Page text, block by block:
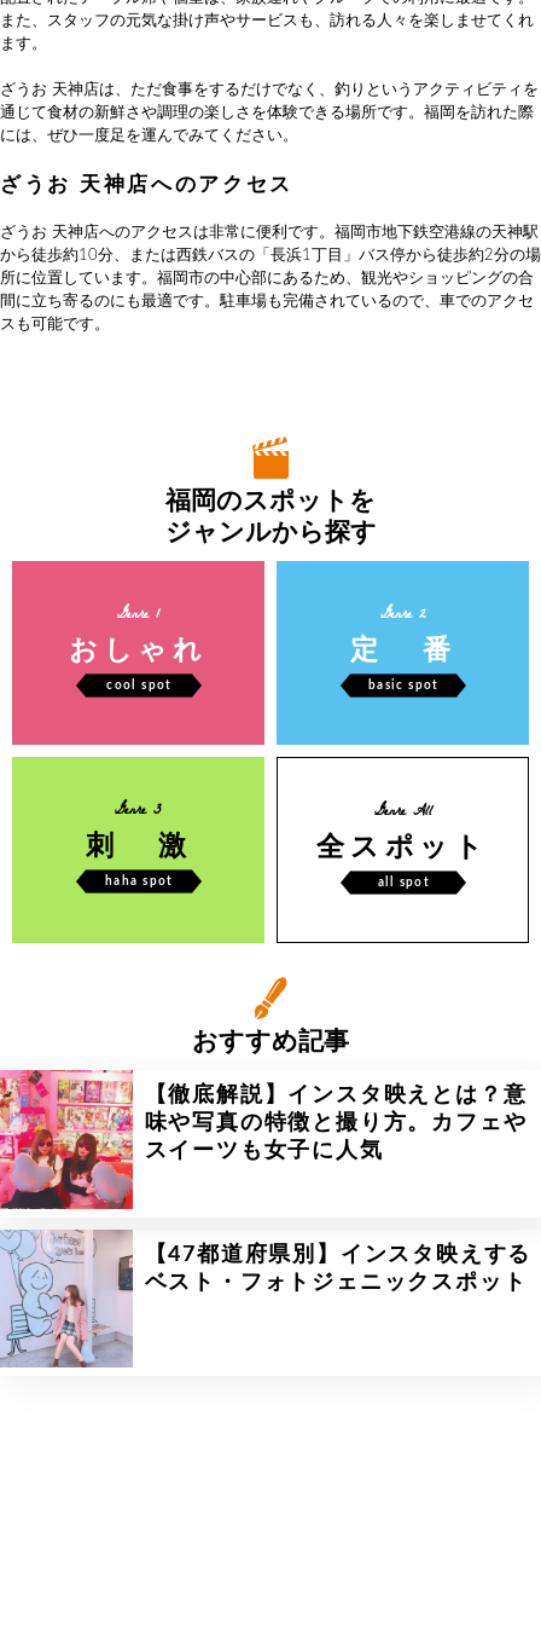
また、スタッフの元気な掛け声やサービスも、訪れる人々を楽しませてくれ
ます。
ざうお 天神店は、ただ食事をするだけでなく、釣りというアクティビティを
通じて食材の新鮮さや調理の楽しさを体験できる場所です。福岡を訪れた際
には、ぜひ一度足を運んでみてください。
ざうお 天神店へのアクセス
ざうお 天神店へのアクセスは非常に便利です。福岡市地下鉄空港線の天神駅
から徒歩約10分、または西鉄バスの「長浜1丁目」バス停から徒歩約2分の場
所に位置しています。福岡市の中心部にあるため、観光やショッピングの合
間に立ち寄るのにも最適です。駐車場も完備されているので、車でのアクセ
スも可能です。
福岡のスポットを
ジャンルから探す
Genre 1
おしゃれ
cool spot
Genre 2
定 番
basic spot
Genre 3
刺 激
haha spot
Genre All
全スポット
all spot
おすすめ記事
【徹底解説】インスタ映えとは？意
味や写真の特徴と撮り方。カフェや
スイーツも女子に人気
【47都道府県別】インスタ映えする
ベスト・フォトジェニックスポット